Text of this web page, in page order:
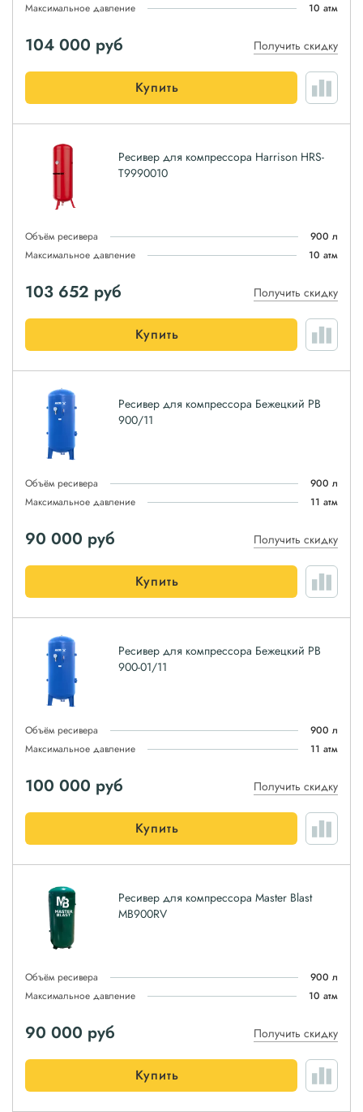
Максимальное давление
10 атм
104 000 руб Получить скидку
Купить
Ресивер для компрессора Harrison HRS-
T9990010
Объём ресивера
900 л
Максимальное давление
10 атм
103 652 руб Получить скидку
Купить
Ресивер для компрессора Бежецкий РВ
900/11
Объём ресивера
900 л
Максимальное давление
11 атм
90 000 руб Получить скидку
Купить
Ресивер для компрессора Бежецкий РВ
900-01/11
Объём ресивера
900 л
Максимальное давление
11 атм
100 000 руб Получить скидку
Купить
Ресивер для компрессора Master Blast
MB900RV
Объём ресивера
900 л
Максимальное давление
10 атм
90 000 руб Получить скидку
Купить